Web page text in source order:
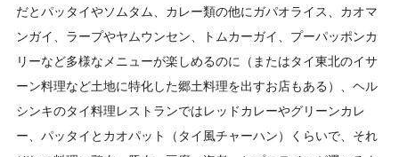
だとパッタイやソムタム、カレー類の他にガパオライス、カオマ
ンガイ、ラープやヤムウンセン、トムカーガイ、プーパッポンカ
リーなど多様なメニューが楽しめるのに（またはタイ東北のイサ
ーン料理など土地に特化した郷土料理を出すお店もある）、ヘル
シンキのタイ料理レストランではレッドカレーやグリーンカレ
ー、パッタイとカオパット（タイ風チャーハン）くらいで、それ